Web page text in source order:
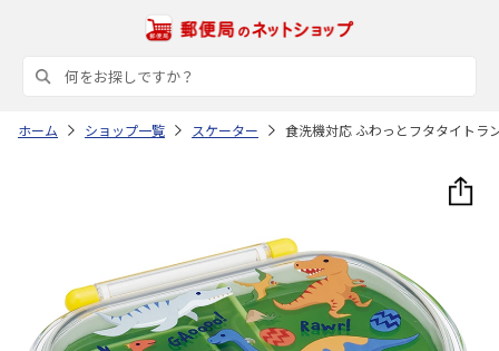
ホーム ショップ一覧 スケーター 食洗機対応 ふわっとフタタイトラ